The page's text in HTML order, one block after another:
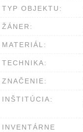
TYP OBJEKTU:
ŽÁNER:
MATERIÁL:
TECHNIKA:
ZNAČENIE:
INŠTITÚCIA:
INVENTÁRNE